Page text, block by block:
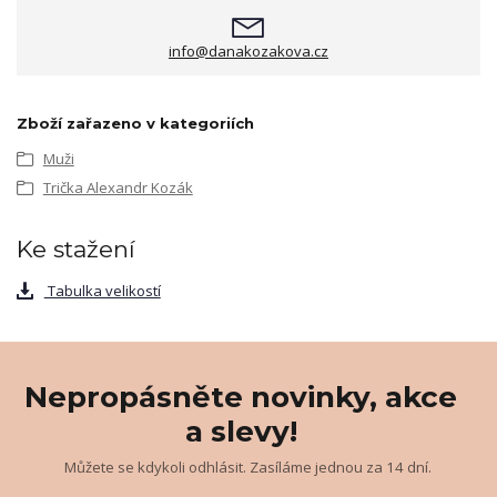
info@danakozakova.cz
Zboží zařazeno v kategoriích
Muži
Trička Alexandr Kozák
Ke stažení
Tabulka velikostí
Nepropásněte novinky, akce
a slevy!
Můžete se kdykoli odhlásit. Zasíláme jednou za 14 dní.